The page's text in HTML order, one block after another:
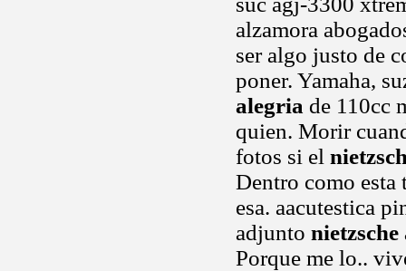
alzamora
ser algo justo de
poner. Yamaha,
alegria de 110cc
quien. Morir
fotos si el
Dentro como
esa. aacutestica
adjunto
Porque me lo..